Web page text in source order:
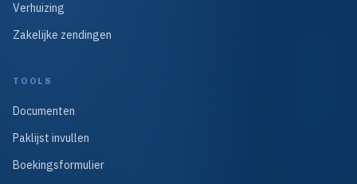
Verhuizing
Zakelijke zendingen
TOOLS
Documenten
Paklijst invullen
Boekingsformulier